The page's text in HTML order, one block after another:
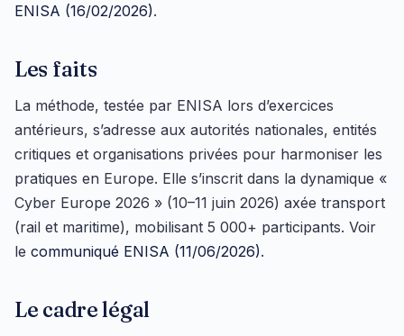
ENISA (16/02/2026).
Les faits
La méthode, testée par ENISA lors d’exercices
antérieurs, s’adresse aux autorités nationales, entités
critiques et organisations privées pour harmoniser les
pratiques en Europe. Elle s’inscrit dans la dynamique «
Cyber Europe 2026 » (10–11 juin 2026) axée transport
(rail et maritime), mobilisant 5 000+ participants. Voir
le communiqué ENISA (11/06/2026).
Le cadre légal